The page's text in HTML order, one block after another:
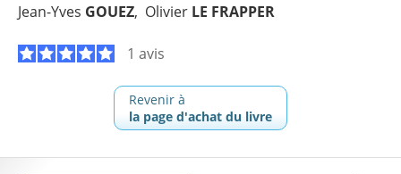
Jean-Yves GOUEZ Olivier LE FRAPPER
1 avis
Revenir à
la page d'achat du livre